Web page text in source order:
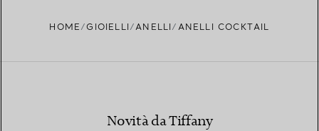
HOME GIOIELLI ANELLI ANELLI COCKTAIL
Novità da Tiffany